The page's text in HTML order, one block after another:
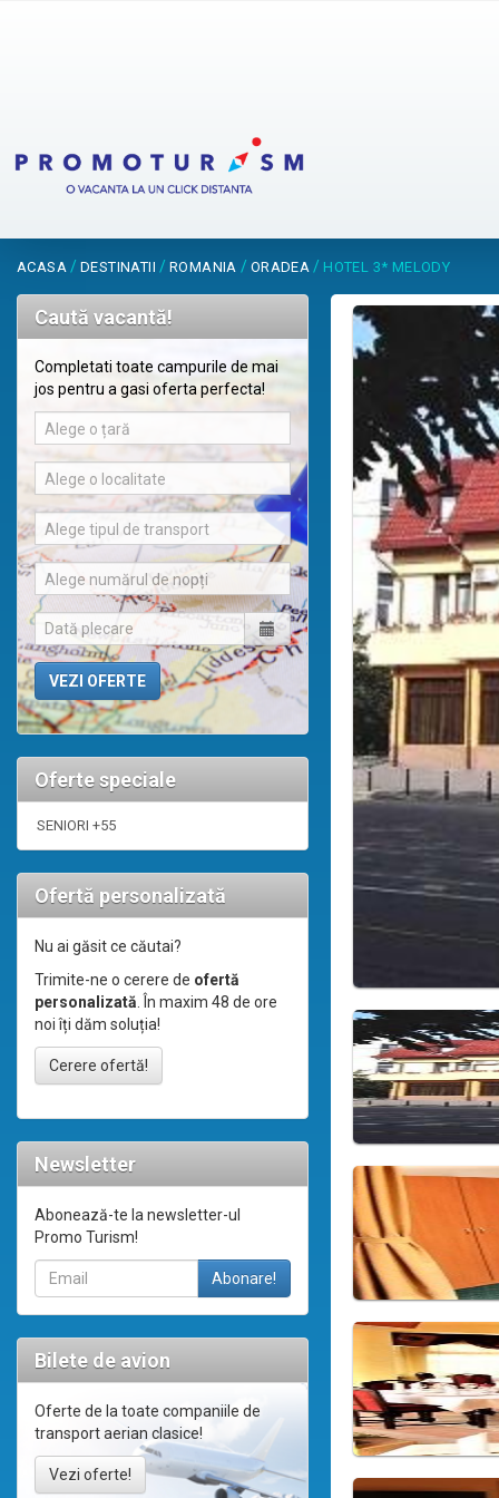
ACASA / DESTINATII / ROMANIA / ORADEA / HOTEL 3* MELODY
Caută vacantă!
Completati toate campurile de mai
jos pentru a gasi oferta perfecta!
Alege o țară
Alege o localitate
Alege tipul de transport
Alege numărul de nopți
Oferte speciale
SENIORI +55
Ofertă personalizată
Nu ai găsit ce căutai?
Trimite-ne o cerere de ofertă
personalizată. În maxim 48 de ore
noi îți dăm soluția!
Cerere ofertă!
Newsletter
Abonează-te la newsletter-ul
Promo Turism!
Bilete de avion
Oferte de la toate companiile de
transport aerian clasice!
Vezi oferte!